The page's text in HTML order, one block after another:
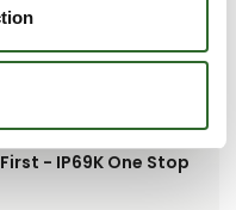
- IP69K One Stop